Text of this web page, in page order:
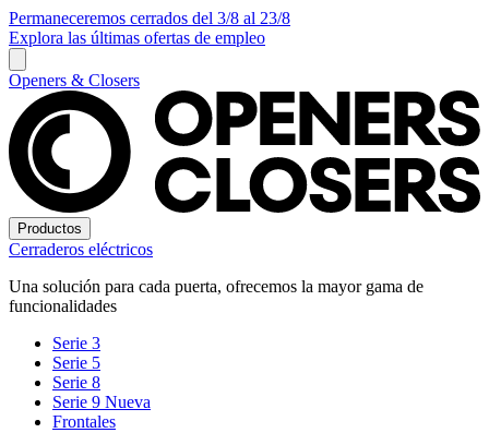
Permaneceremos cerrados del 3/8 al 23/8
Explora las últimas ofertas de empleo
Openers & Closers
Productos
Cerraderos eléctricos
Una solución para cada puerta, ofrecemos la mayor gama de
funcionalidades
Serie 3
Serie 5
Serie 8
Serie 9 Nueva
Frontales